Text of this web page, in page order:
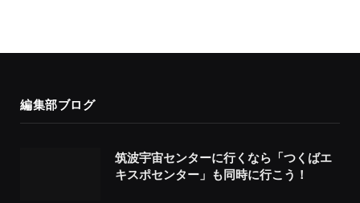
編集部ブログ
筑波宇宙センターに行くなら「つくばエ
キスポセンター」も同時に行こう！